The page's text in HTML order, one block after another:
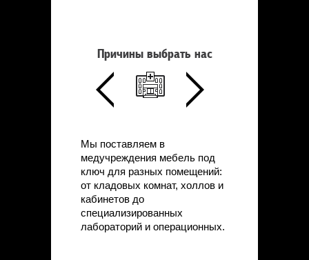
Причины выбрать нас
Мы поставляем в
медучреждения мебель под
ключ для разных помещений:
от кладовых комнат, холлов и
кабинетов до
специализированных
лабораторий и операционных.